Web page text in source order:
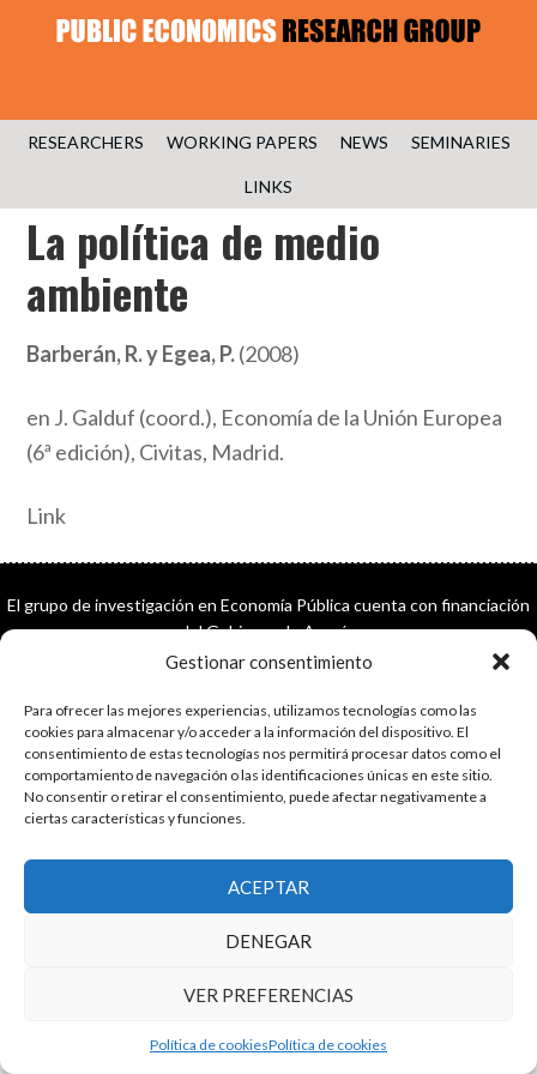
Gestionar consentimiento
Para ofrecer las mejores experiencias, utilizamos tecnologías como las
cookies para almacenar y/o acceder a la información del dispositivo. El
consentimiento de estas tecnologías nos permitirá procesar datos como el
comportamiento de navegación o las identificaciones únicas en este sitio.
No consentir o retirar el consentimiento, puede afectar negativamente a
ciertas características y funciones.
ACEPTAR
DENEGAR
VER PREFERENCIAS
Política de cookiesPolítica de cookies
RESEARCHERS WORKING PAPERS NEWS SEMINARIES
LINKS
La política de medio
ambiente
Barberán, R. y Egea, P.(2008)
en J. Galduf (coord.), Economía de la Unión Europea
(6ª edición), Civitas, Madrid.
Link
El grupo de investigación en Economía Pública cuenta con financiación
del Gobierno de Aragón
Copyright © 2025 ·Monta tu Blog· construido con el framework
Cookies|Política de privacidad de datos
Copyright © 2025 ·Tema para economía pública enGenesis Framework
·WordPress·Acceder